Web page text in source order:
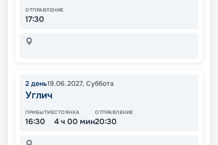
ОТПРАВЛЕНИЕ
17:30
2 день19.06.2027, Суббота
Углич
ПРИБЫТИЕ
16:30
СТОЯНКА
4 ч 00 мин
ОТПРАВЛЕНИЕ
20:30